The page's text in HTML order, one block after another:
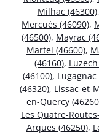
Milhac (46300),
Mercuès (46090),
(46500), Mayrac
Martel (46600),
(46160),
(46100), Lugagnac
(46320), Lissac-et-
en-Quercy
Les Quatre-
Arques (46250),